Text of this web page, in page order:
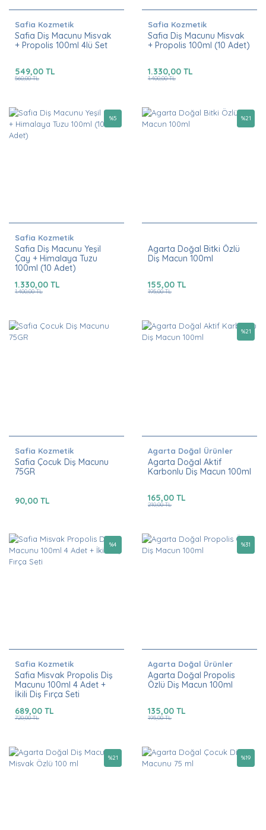
Safia Kozmetik
Safia Diş Macunu Misvak
+ Propolis 100ml 4lü Set
549,00 TL
560,00 TL
Safia Kozmetik
Safia Diş Macunu Misvak
+ Propolis 100ml (10 Adet)
1.330,00 TL
1.400,00 TL
Safia Kozmetik
Safia Diş Macunu Yeşil
Çay + Himalaya Tuzu
100ml (10 Adet)
%5
1.330,00 TL
1.400,00 TL
Agarta Doğal Bitki Özlü
Diş Macun 100ml
%21
155,00 TL
195,00 TL
Safia Kozmetik
Safia Çocuk Diş Macunu
75GR
90,00 TL
Agarta Doğal Ürünler
Agarta Doğal Aktif
Karbonlu Diş Macun 100ml
%21
165,00 TL
210,00 TL
Safia Kozmetik
Safia Misvak Propolis Diş
Macunu 100ml 4 Adet +
İkili Diş Fırça Seti
%4
689,00 TL
720,00 TL
Agarta Doğal Ürünler
Agarta Doğal Propolis
Özlü Diş Macun 100ml
%31
135,00 TL
195,00 TL
%21 %19